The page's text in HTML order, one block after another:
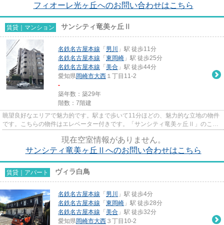
フィオーレ光ヶ丘へのお問い合わせはこちら
賃貸｜マンション サンシティ竜美ヶ丘Ⅱ
名鉄名古屋本線 「 男川
」駅 徒歩11分
名鉄名古屋本線 「 東岡崎 」駅 徒歩25分
名鉄名古屋本線 「 美合 」駅 徒歩44分
愛知県岡崎市大西 １丁目11-2
-
築年数：築29年
階数：7階建
眺望良好なエリアで魅力的です。駅まで歩いて11分ほどの、魅力的な立地の物件
です。こちらの物件はエレベーター付きです。「サンシティ竜美ヶ丘Ⅱ」のここ
現在空室情報がありません。
サンシティ竜美ヶ丘Ⅱへのお問い合わせはこちら
賃貸｜アパート ヴィラ白鳥
名鉄名古屋本線 「 男川
」駅 徒歩4分
名鉄名古屋本線 「 東岡崎 」駅 徒歩28分
名鉄名古屋本線 「 美合 」駅 徒歩32分
愛知県岡崎市大西 ３丁目10-2